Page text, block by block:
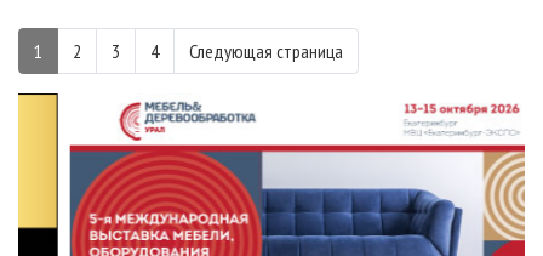
1 2 3 4 Следующая страница